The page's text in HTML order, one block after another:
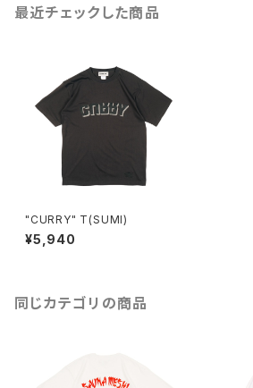
最近チェックした商品
"CURRY" T(SUMI)
¥5,940
同じカテゴリの商品